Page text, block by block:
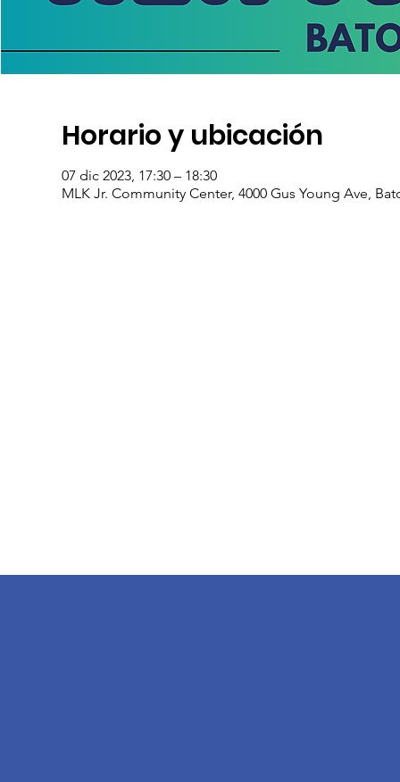
Horario y ubicación
07 dic 2023, 17:30 – 18:30
MLK Jr. Community Center, 4000 Gus Young Ave,